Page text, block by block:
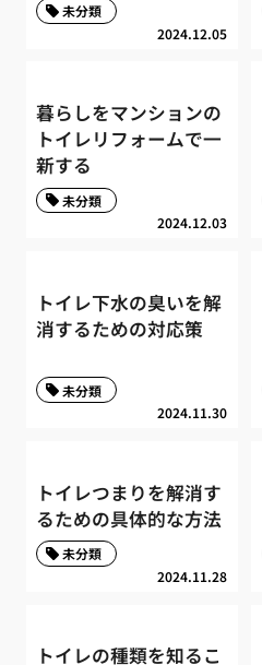
2024.12.05
未分類
暮らしをマンションの
トイレリフォームで一
新する
2024.12.03
未分類
トイレ下水の臭いを解
消するための対応策
2024.11.30
未分類
トイレつまりを解消す
るための具体的な方法
2024.11.28
未分類
トイレの種類を知るこ